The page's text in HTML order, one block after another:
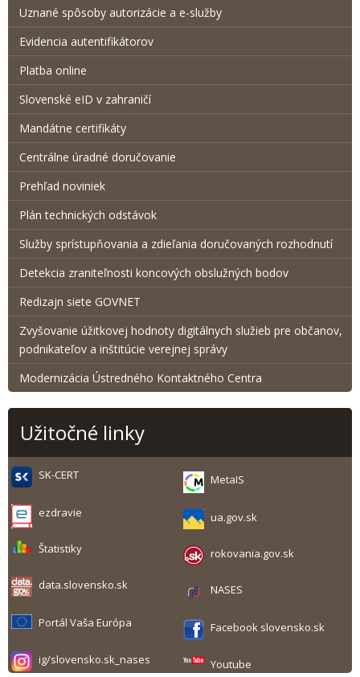
Uznané spôsoby autorizácie a e-služby
Evidencia autentifikátorov
Platba online
Slovenské eID v zahraničí
Mandátne certifikáty
Centrálne úradné doručovanie
Prehľad noviniek
Plán technických odstávok
Služby sprístupňovania a zdieľania doručovaných rozhodnutí
Detekcia zraniteľnosti koncových obslužných bodov
Redizajn siete GOVNET
Zvyšovanie úžitkovej hodnoty digitálnych služieb pre občanov,
podnikateľov a inštitúcie verejnej správy
Modernizácia Ústredného Kontaktného Centra
Užitočné linky
SK-CERT MetaIS
ezdravie ua.gov.sk
Štatistiky rokovania.gov.sk
data.slovensko.sk NASES
Portál Vaša Európa Facebook slovensko.sk
ig/slovensko.sk_nases Youtube